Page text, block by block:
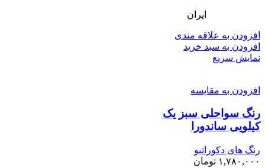
ایران
افزودن به علاقه مندی
افزودن به سبد خرید
نمایش سریع
افزودن به مقایسه
رنگ سواحلی سبز یک
کیلویی ساندورا
رنگ های دکوراتیو
۱,۷۸۰,۰۰۰ تومان